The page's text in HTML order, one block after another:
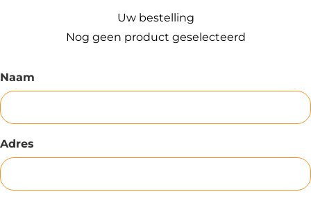
Uw bestelling
Nog geen product geselecteerd
Naam
Adres